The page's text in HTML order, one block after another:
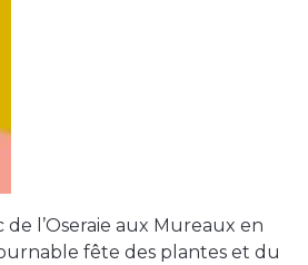
l’Oseraie aux Mureaux en
fête des plantes et du